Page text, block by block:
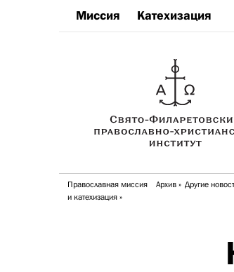
Миссия Катехизация
Православная миссия
и катехизация
Архив Другие